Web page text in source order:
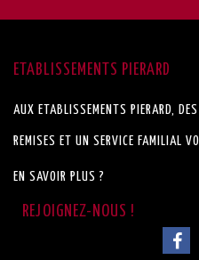
ETABLISSEMENTS PIERARD
AUX ETABLISSEMENTS PIERARD,
REMISES ET UN SERVICE FAMILIAL
EN SAVOIR PLUS ?